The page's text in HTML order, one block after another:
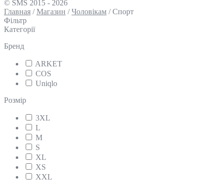
© SMS 2015 - 2026
Главная /Магазин /Чоловікам /Спорт
Фільтр
Категорії
Бренд
ARKET
COS
Uniqlo
Розмір
3XL
L
M
S
XL
XS
XXL